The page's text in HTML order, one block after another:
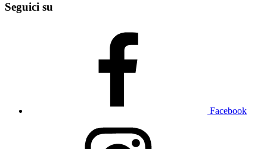
Seguici su
Facebook